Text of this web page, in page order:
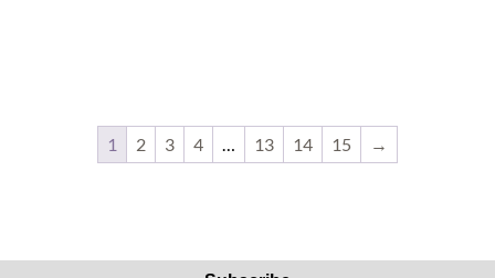
1 2 3 4 … 13 14 15 →